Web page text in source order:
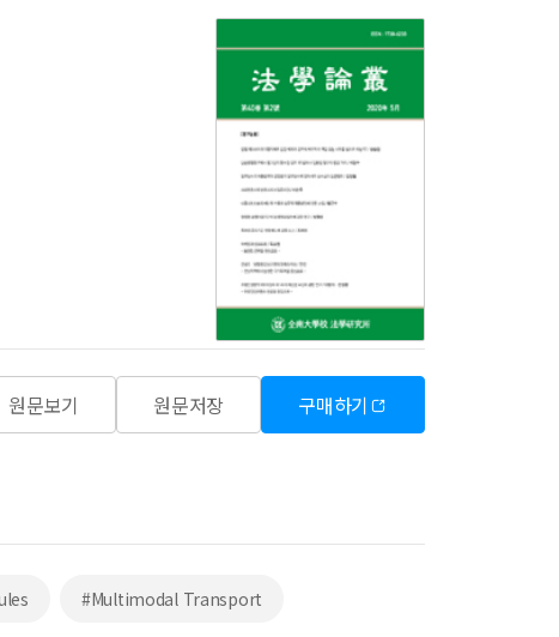
원문보기 원문저장 구매하기
#Multimodal Transport